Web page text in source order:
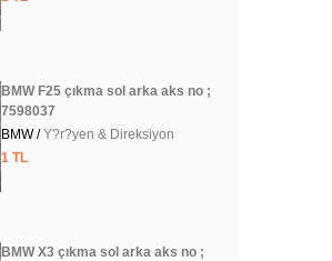
BMW F25 çıkma sol arka aks no ;
7598037
BMW /Y?r?yen & Direksiyon
1 TL
BMW X3 çıkma sol arka aks no ;